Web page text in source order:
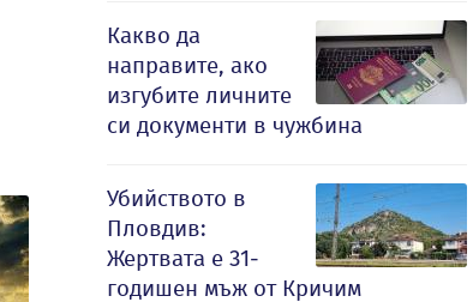
Какво да
направите, ако
изгубите личните
си документи в чужбина
Убийството в
Пловдив:
Жертвата е 31-
годишен мъж от Кричим